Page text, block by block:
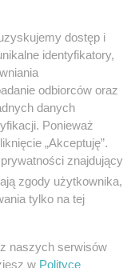
dostęp i
identyfikatory,
odbiorców oraz
danych
Ponieważ
„Akceptuję”.
znajdujący
zgody użytkownika,
tylko na tej
naszych serwisów
w Polityce